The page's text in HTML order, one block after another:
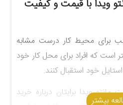
ویدا با قیمت و کیفیت
برای محیط کار درست مشابه
است که افراد برای محل کار خود
خود استقبال کنند.
ویدا برایتان درباره خرید
بیشتر